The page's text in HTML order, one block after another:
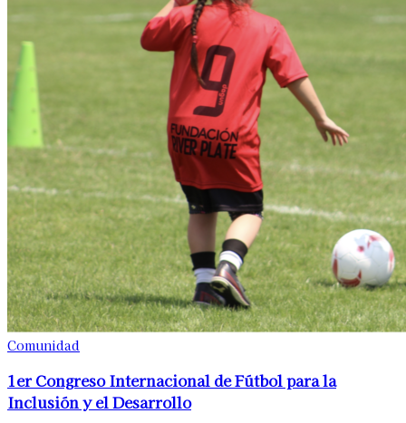
Comunidad
1er Congreso Internacional de Fútbol para la
Inclusión y el Desarrollo